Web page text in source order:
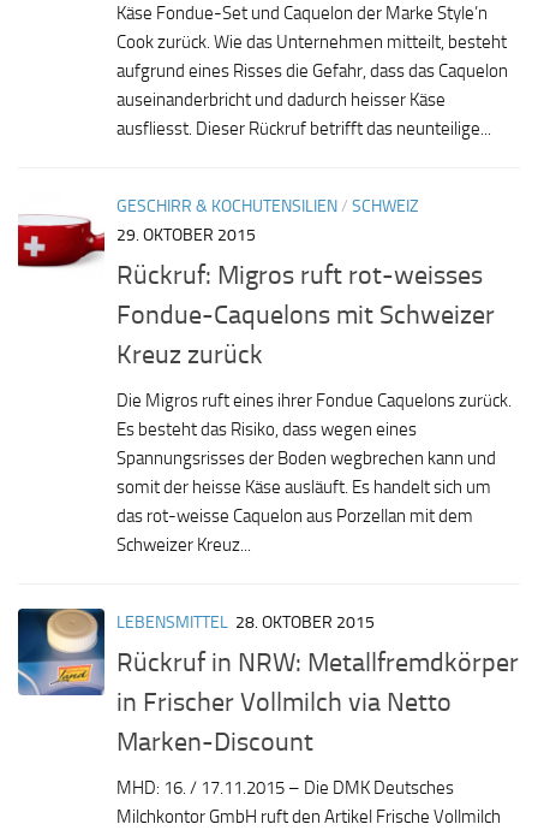
Käse Fondue-Set und Caquelon der Marke Style’n
Cook zurück. Wie das Unternehmen mitteilt, besteht
aufgrund eines Risses die Gefahr, dass das Caquelon
auseinanderbricht und dadurch heisser Käse
ausfliesst. Dieser Rückruf betrifft das neunteilige...
GESCHIRR & KOCHUTENSILIEN/ SCHWEIZ
29. OKTOBER 2015
Rückruf: Migros ruft rot-weisses
Fondue-Caquelons mit Schweizer
Kreuz zurück
Die Migros ruft eines ihrer Fondue Caquelons zurück.
Es besteht das Risiko, dass wegen eines
Spannungsrisses der Boden wegbrechen kann und
somit der heisse Käse ausläuft. Es handelt sich um
das rot-weisse Caquelon aus Porzellan mit dem
Schweizer Kreuz...
LEBENSMITTEL 28. OKTOBER 2015
Rückruf in NRW: Metallfremdkörper
in Frischer Vollmilch via Netto
Marken-Discount
MHD: 16. / 17.11.2015 – Die DMK Deutsches
Milchkontor GmbH ruft den Artikel Frische Vollmilch